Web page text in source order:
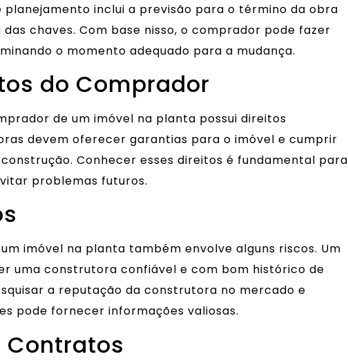
planejamento inclui a previsão para o término da obra
chaves. Com base nisso, o comprador pode fazer
o momento adequado para a mudança.
do Comprador
de um imóvel na planta possui direitos
devem oferecer garantias para o imóvel e cumprir
Conhecer esses direitos é fundamental para
problemas futuros.
imóvel na planta também envolve alguns riscos. Um
uma construtora confiável e com bom histórico de
a reputação da construtora no mercado e
pode fornecer informações valiosas.
Contratos